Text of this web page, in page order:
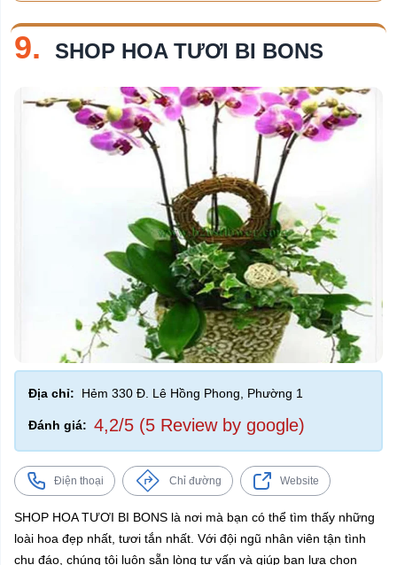
9. SHOP HOA TƯƠI BI BONS
Địa chỉ: Hẻm 330 Đ. Lê Hồng Phong, Phường 1
Đánh giá: 4,2/5 (5 Review by google)
Điện thoại Chỉ đường Website
SHOP HOA TƯƠI BI BONS là nơi mà bạn có thể tìm thấy những
loài hoa đẹp nhất, tươi tắn nhất. Với đội ngũ nhân viên tận tình
chu đáo, chúng tôi luôn sẵn lòng tư vấn và giúp bạn lựa chọn